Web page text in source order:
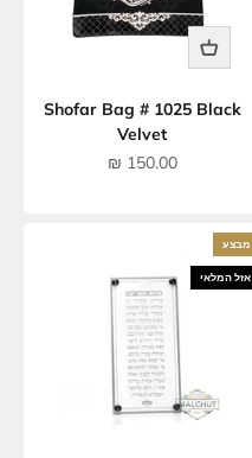
Shofar Bag # 1025 Black
Velvet
מחיר מבצע
150.00 ₪
מבצע
אזל המלאי